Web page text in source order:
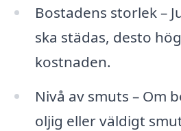
Bostadens storlek –
ska städas, desto
kostnaden.
Nivå av smuts – Om
oljig eller väldigt